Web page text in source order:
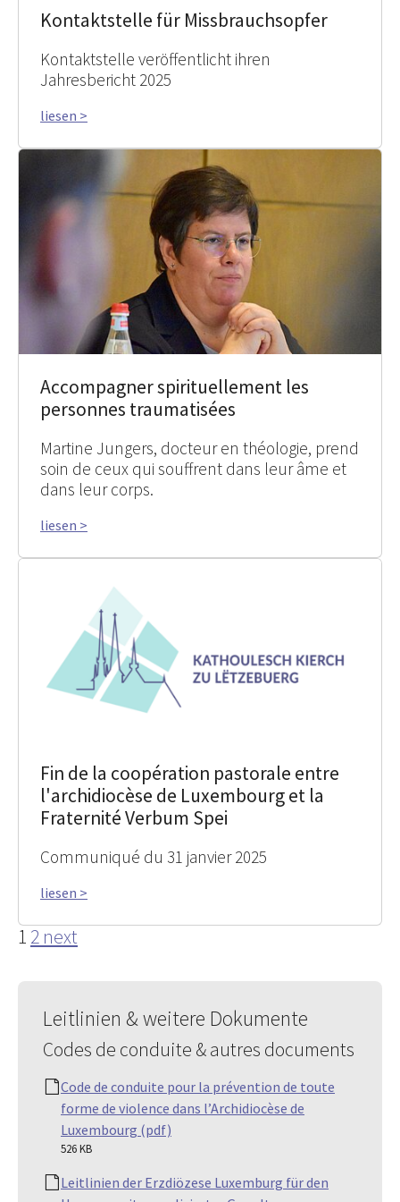
Kontaktstelle für Missbrauchsopfer
Kontaktstelle veröffentlicht ihren
Jahresbericht 2025
liesen >
Accompagner spirituellement les
personnes traumatisées
Martine Jungers, docteur en théologie, prend
soin de ceux qui souffrent dans leur âme et
dans leur corps.
liesen >
Fin de la coopération pastorale entre
l'archidiocèse de Luxembourg et la
Fraternité Verbum Spei
Communiqué du 31 janvier 2025
liesen >
1 2 next
Leitlinien & weitere Dokumente
Codes de conduite & autres documents
Code de conduite pour la prévention de toute
forme de violence dans l’Archidiocèse de
Luxembourg (pdf)
526 KB
Leitlinien der Erzdiözese Luxemburg für den